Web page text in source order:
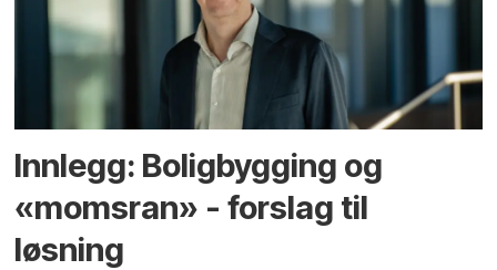
Innlegg: Boligbygging og
«momsran» - forslag til
løsning